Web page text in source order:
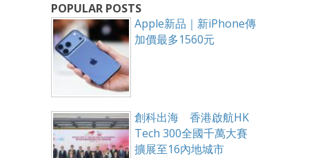
POPULAR POSTS
Apple新品｜新iPhone傳
加價最多1560元
創科出海 香港啟航HK
Tech 300全國千萬大賽
擴展至16內地城市